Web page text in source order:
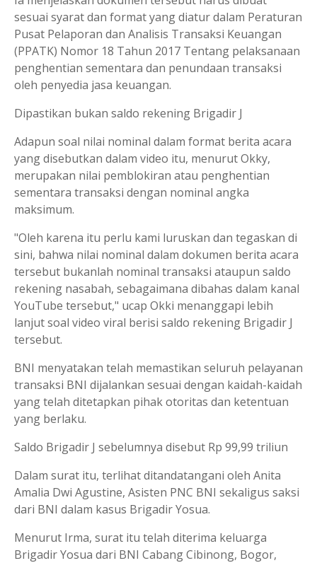
sesuai syarat dan format yang diatur dalam Peraturan
Pusat Pelaporan dan Analisis Transaksi Keuangan
(PPATK) Nomor 18 Tahun 2017 Tentang pelaksanaan
penghentian sementara dan penundaan transaksi
oleh penyedia jasa keuangan.
Dipastikan bukan saldo rekening Brigadir J
Adapun soal nilai nominal dalam format berita acara
yang disebutkan dalam video itu, menurut Okky,
merupakan nilai pemblokiran atau penghentian
sementara transaksi dengan nominal angka
maksimum.
"Oleh karena itu perlu kami luruskan dan tegaskan di
sini, bahwa nilai nominal dalam dokumen berita acara
tersebut bukanlah nominal transaksi ataupun saldo
rekening nasabah, sebagaimana dibahas dalam kanal
YouTube tersebut," ucap Okki menanggapi lebih
lanjut soal video viral berisi saldo rekening Brigadir J
tersebut.
BNI menyatakan telah memastikan seluruh pelayanan
transaksi BNI dijalankan sesuai dengan kaidah-kaidah
yang telah ditetapkan pihak otoritas dan ketentuan
yang berlaku.
Saldo Brigadir J sebelumnya disebut Rp 99,99 triliun
Dalam surat itu, terlihat ditandatangani oleh Anita
Amalia Dwi Agustine, Asisten PNC BNI sekaligus saksi
dari BNI dalam kasus Brigadir Yosua.
Menurut Irma, surat itu telah diterima keluarga
Brigadir Yosua dari BNI Cabang Cibinong, Bogor,